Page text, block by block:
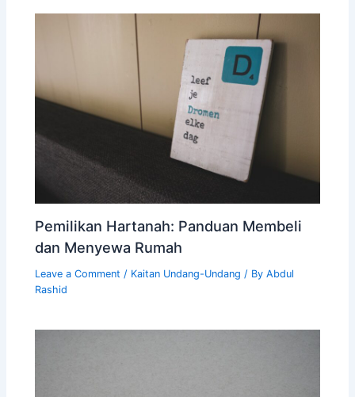
Pemilikan Hartanah: Panduan Membeli
dan Menyewa Rumah
Leave a Comment / Kaitan Undang-Undang / ByAbdul
Rashid